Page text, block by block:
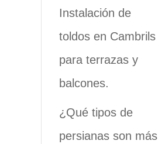
Instalación de
toldos en Cambrils
para terrazas y
balcones.
¿Qué tipos de
persianas son más